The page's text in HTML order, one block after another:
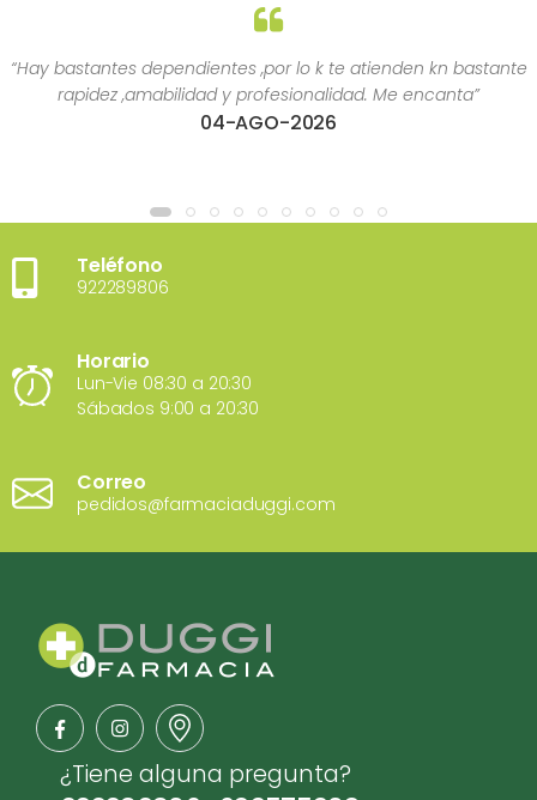
“Hay bastantes dependientes ,por lo k te atienden kn bastante
rapidez ,amabilidad y profesionalidad. Me encanta”
04-AGO-2026
Teléfono
922289806
Horario
Lun-Vie 08:30 a 20:30
Sábados 9:00 a 20:30
Correo
pedidos@farmaciaduggi.com
¿Tiene alguna pregunta?